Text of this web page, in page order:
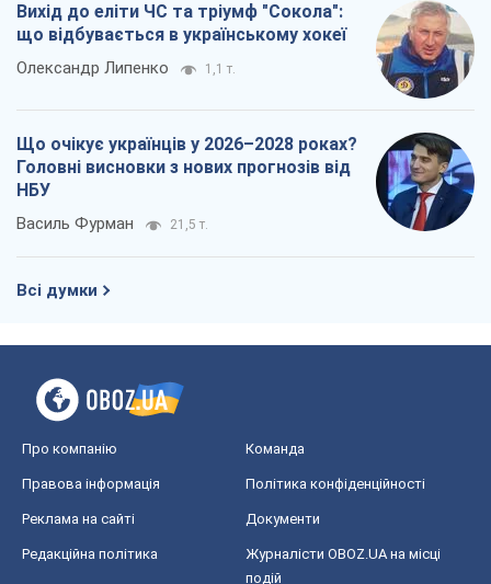
Вихід до еліти ЧС та тріумф "Сокола":
що відбувається в українському хокеї
Олександр Липенко 1,1 т.
Що очікує українців у 2026–2028 роках?
Головні висновки з нових прогнозів від
НБУ
Василь Фурман 21,5 т.
Всі думки
Про компанію Команда
Правова інформація Політика конфіденційності
Реклама на сайті Документи
Редакційна політика
Журналісти OBOZ.UA на місці
подій